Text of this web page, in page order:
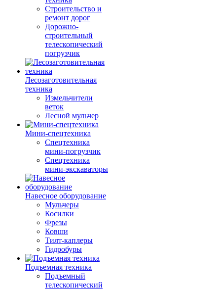
Строительство и
ремонт дорог
Дорожно-
строительный
телескопический
погрузчик
Лесозаготовительная
техника
Измельчители
веток
Лесной мульчер
Мини-спецтехника
Спецтехника
мини-погрузчик
Спецтехника
мини-экскаваторы
Навесное оборудование
Мульчеры
Косилки
Фрезы
Ковши
Тилт-каплеры
Гидробуры
Подъемная техника
Подъемный
телескопический